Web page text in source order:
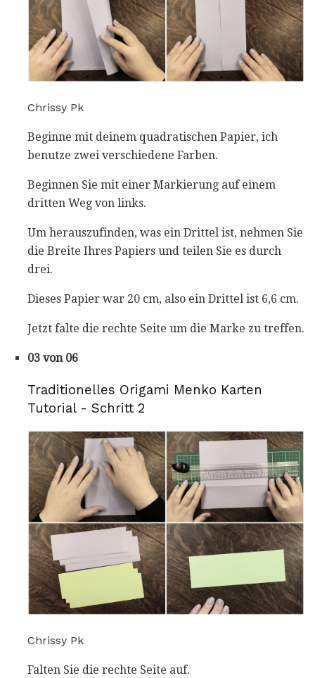
Chrissy Pk
Beginne mit deinem quadratischen Papier, ich
benutze zwei verschiedene Farben.
Beginnen Sie mit einer Markierung auf einem
dritten Weg von links.
Um herauszufinden, was ein Drittel ist, nehmen Sie
die Breite Ihres Papiers und teilen Sie es durch
drei.
Dieses Papier war 20 cm, also ein Drittel ist 6,6 cm.
Jetzt falte die rechte Seite um die Marke zu treffen.
03 von 06
Traditionelles Origami Menko Karten
Tutorial - Schritt 2
Chrissy Pk
Falten Sie die rechte Seite auf.